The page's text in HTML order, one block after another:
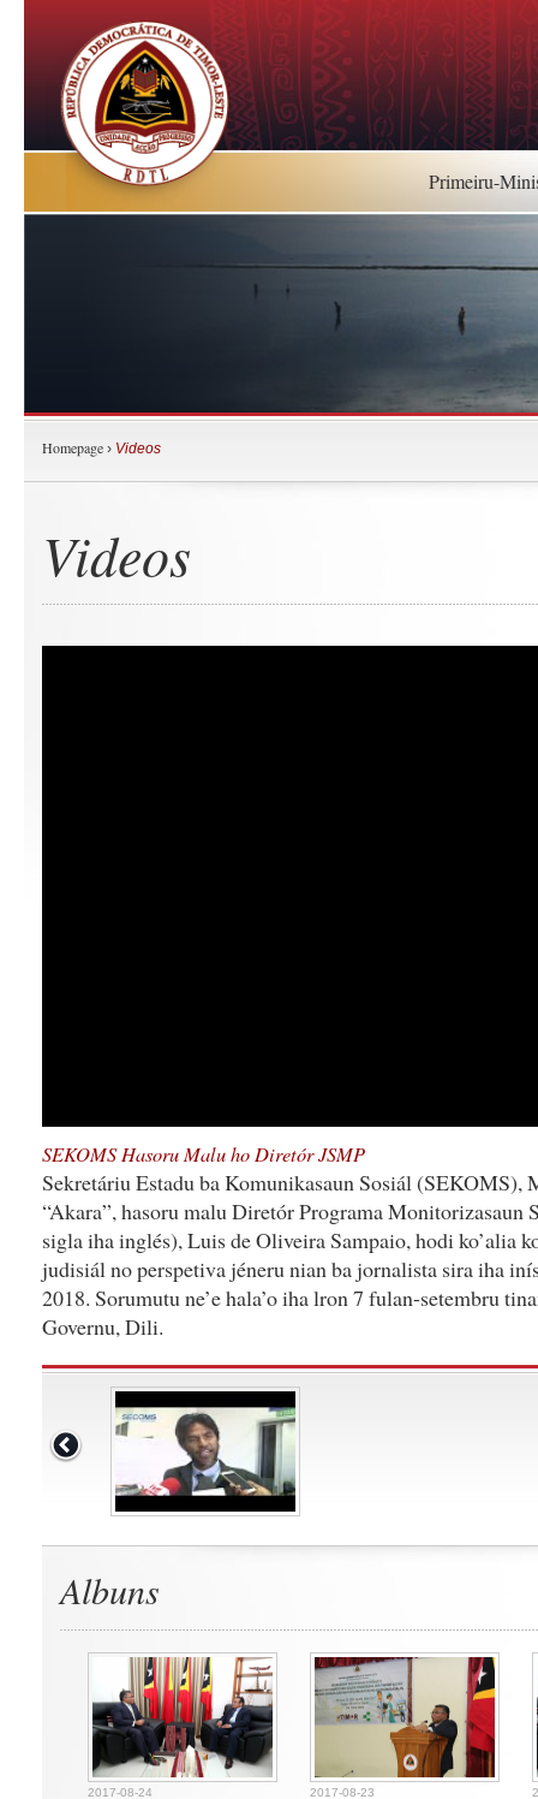
Primeiru-
Homepage › Videos
Videos
SEKOMS Hasoru Malu ho Diretór JSMP
Sekretáriu Estadu ba Komunikasaun Sosiál (SEKOMS),
“Akara”, hasoru malu Diretór Programa Monitorizasaun
sigla iha inglés), Luis de Oliveira Sampaio, hodi ko’alia
judisiál no perspetiva jéneru nian ba jornalista sira iha
2018. Sorumutu ne’e hala’o iha lron 7 fulan-setembru
Governu, Dili.
Albuns
2017-08-24 2017-08-23